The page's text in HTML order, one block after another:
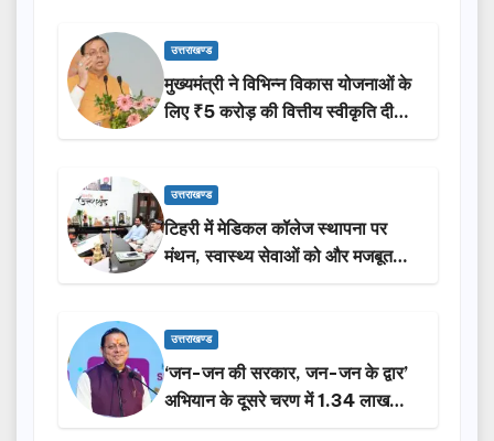
उत्तराखण्ड
मुख्यमंत्री ने विभिन्न विकास योजनाओं के
लिए ₹5 करोड़ की वित्तीय स्वीकृति दी…
उत्तराखण्ड
टिहरी में मेडिकल कॉलेज स्थापना पर
मंथन, स्वास्थ्य सेवाओं को और मजबूत
करेगी सरकार: मुख्यमंत्री धामी…
उत्तराखण्ड
‘जन-जन की सरकार, जन-जन के द्वार’
अभियान के दूसरे चरण में 1.34 लाख
लोगों की भागीदारी…